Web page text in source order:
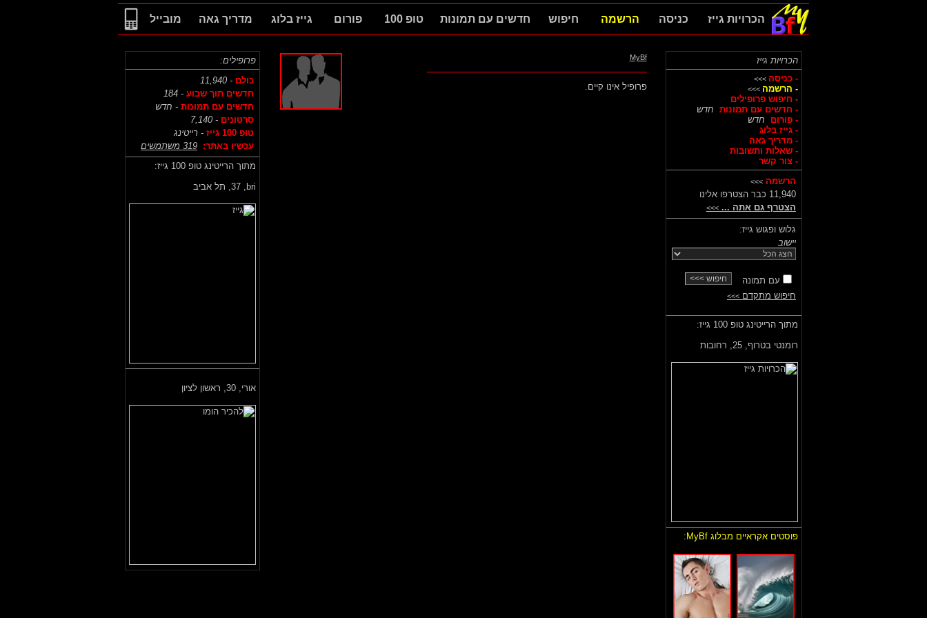
הכרויות גייז כניסה הרשמה חיפוש חדשים עם תמונות טופ 100 פורום גייז בלוג מדריך גאה מובייל
הכרויות גייז
- כניסה >>>
- הרשמה >>>
- חיפוש פרופילים
- חדשים עם תמונות חדש
- פורום
חדש
- גייז בלוג
- מדריך גאה
- שאלות ותשובות
- צור קשר
הרשמה >>>
11,940 כבר הצטרפו אלינו
הצטרף גם אתה ... >>>
גלוש ופגוש גייז:
יישוב
עם תמונה
חיפוש מתקדם >>>
מתוך הרייטינג טופ 100 גייז:
רומנטי בטרוף, 25, רחובות
פוסטים אקראיים מבלוג MyBf:
MyBf
פרופיל אינו קיים.
פרופילים:
כולם - 11,940
חדשים תוך שבוע - 184
חדשים עם תמונות - חדש
סרטונים - 7,140
טופ 100 גייז
- רייטינג
עכשיו באתר: 319 משתמשים
מתוך הרייטינג טופ 100 גייז:
bri,
37, תל אביב
אורי, 30, ראשון לציון